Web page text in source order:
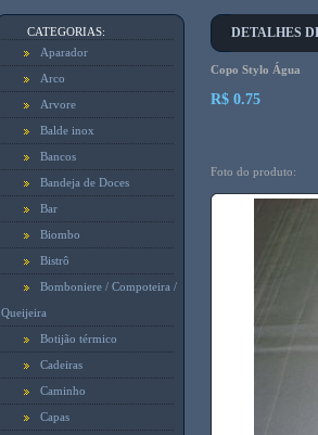
CATEGORIAS:
Aparador
Arco
Arvore
Balde inox
Bancos
Bandeja de Doces
Bar
Biombo
Bistrô
Bomboniere / Compoteira /
Queijeira
Botijão térmico
Cadeiras
Caminho
Capas
DETALHES
Copo Stylo Água
R$ 0.75
Foto do produto: